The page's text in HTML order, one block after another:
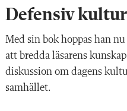
Defensiv
Med sin bok hoppas han
att bredda läsarens
diskussion om dagens
samhället.